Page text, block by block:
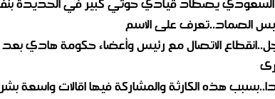
الصماد..تعرف على الاسم
الاتصال مع رئيس وأعضاء حكومة هادي بعد
هذه الكارثة والمشاركة فيها اقالات واسعة